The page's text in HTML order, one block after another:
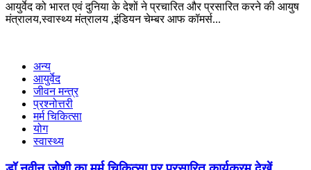
आयुर्वेद को भारत एवं दुनिया के देशों ने प्रचारित और प्रसारित करने की आयुष
मंत्रालय,स्वास्थ्य मंत्रालय ,इंडियन चेम्बर आफ कॉमर्स...
अन्य
आयुर्वेद
जीवन मन्त्र
प्रश्नोत्तरी
मर्म चिकित्सा
योग
स्वास्थ्य